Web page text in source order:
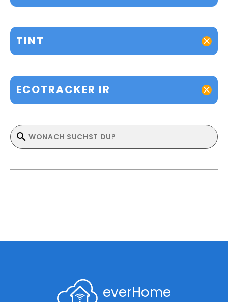
TINT
ECOTRACKER IR
everHome